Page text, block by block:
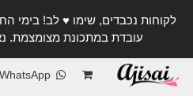
עובדת במתכונת מצומצמת.
WhatsApp